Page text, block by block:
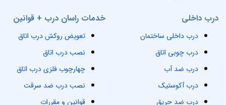
خدمات راسان درب + قوانین
تعویض روکش درب اتاق
نصب درب اتاق
چهارچوب فلزی درب اتاق
نصب درب ضد سرقت
قوانین و مقررات
درب داخلی
درب داخلی ساختمان
درب چوبی اتاق
درب ضد آب
درب آکوستیک
درب ضد حریق